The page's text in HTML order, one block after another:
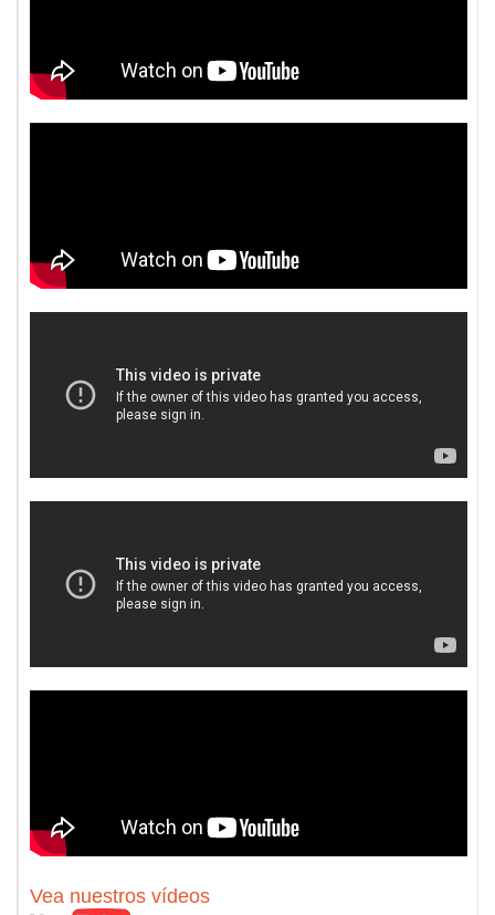
Vea nuestros vídeos